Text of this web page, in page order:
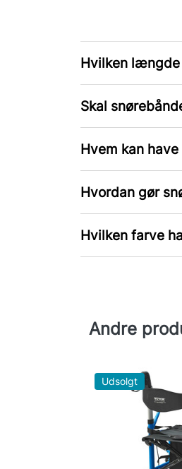
Hvilken længde
Skal
Hvem kan
Hvordan gør
Hvilken farve
Andre
Udsolgt